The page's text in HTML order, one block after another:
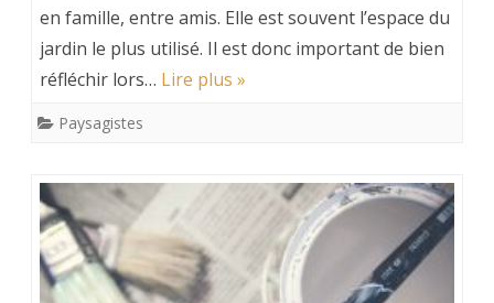
en famille, entre amis. Elle est souvent l’espace du
jardin le plus utilisé. Il est donc important de bien
réfléchir lors… Lire plus »
Paysagistes